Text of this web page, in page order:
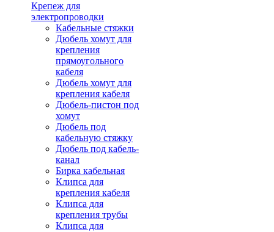
Крепеж для
электропроводки
Кабельные стяжки
Дюбель хомут для
крепления
прямоугольного
кабеля
Дюбель хомут для
крепления кабеля
Дюбель-пистон под
хомут
Дюбель под
кабельную стяжку
Дюбель под кабель-
канал
Бирка кабельная
Клипса для
крепления кабеля
Клипса для
крепления трубы
Клипса для